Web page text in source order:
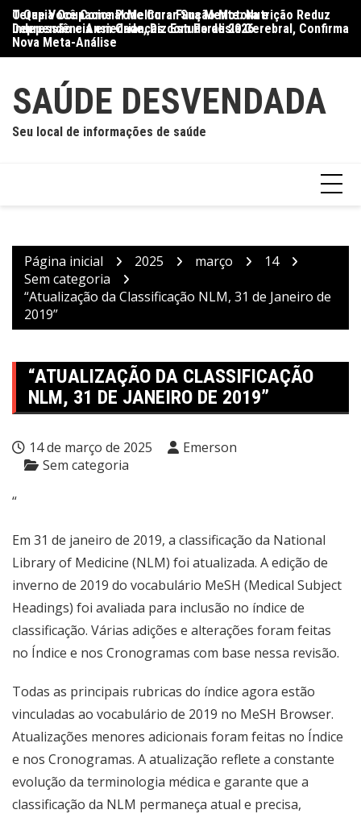
para
conteúdo
O Que Você Come Pode Curar Sua Mente: Nutrição Reduz
Depressão e Ansiedade, Diz Estudo de 2026
Terapia Ocupacional Melhora Função Motora e
Independência em Crianças com Paralisia Cerebral, Confirma
Nova Meta-Análise
SAÚDE DESVENDADA
Seu local de informações de saúde
Página inicial 2025 março
14
Sem categoria
“Atualização da Classificação NLM, 31 de Janeiro de
2019”
“ATUALIZAÇÃO DA CLASSIFICAÇÃO
NLM, 31 DE JANEIRO DE 2019”
14 de março de 2025
Emerson
Sem categoria
“
Em 31 de janeiro de 2019, a classificação da National
Library of Medicine (NLM) foi atualizada. A edição de
inverno de 2019 do vocabulário MeSH (Medical Subject
Headings) foi avaliada para inclusão no índice de
classificação. Várias adições e alterações foram feitas
no Índice e nos Cronogramas com base nessa revisão.
Todas as principais rubricas do índice agora estão
vinculadas ao vocabulário de 2019 no MeSH Browser.
Atualizações menores adicionais foram feitas no Índice
e nos Cronogramas. A atualização reflete a constante
evolução da terminologia médica e garante que a
classificação da NLM permaneça atual e precisa,